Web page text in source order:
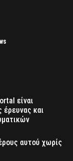
είναι
και
αυτού χωρίς